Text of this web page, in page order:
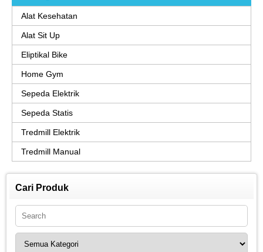
Alat Kesehatan
Alat Sit Up
Eliptikal Bike
Home Gym
Sepeda Elektrik
Sepeda Statis
Tredmill Elektrik
Tredmill Manual
Cari Produk